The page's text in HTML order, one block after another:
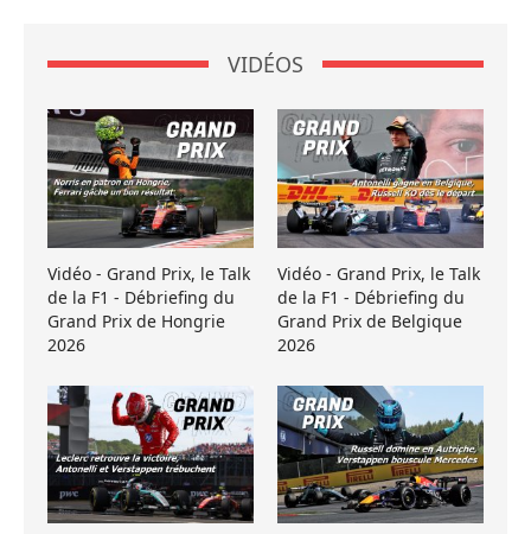
VIDÉOS
Vidéo - Grand Prix, le Talk
de la F1 - Débriefing du
Grand Prix de Hongrie
2026
Vidéo - Grand Prix, le Talk
de la F1 - Débriefing du
Grand Prix de Belgique
2026